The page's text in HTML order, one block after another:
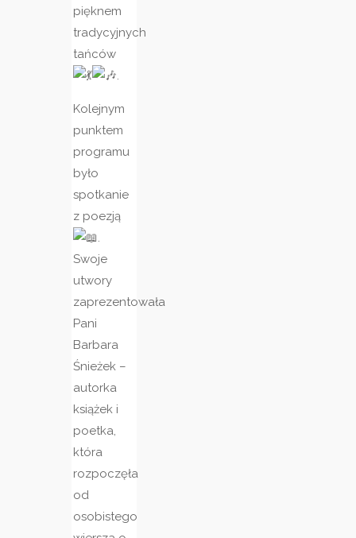
pięknem
tradycyjnych
tańców
.
Kolejnym
punktem
programu
było
spotkanie
z poezją
.
Swoje
utwory
zaprezentowała
Pani
Barbara
Śnieżek –
autorka
książek i
poetka,
która
rozpoczęła
od
osobistego